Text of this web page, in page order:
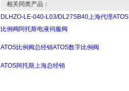
相关同类产品：
DLHZO-LE-040-L03/DL27SB40上海代理ATOS
比例阀阿托斯电液伺服阀
ATOS比例阀总经销ATOS数字比例阀
ATOS阿托斯上海总经销